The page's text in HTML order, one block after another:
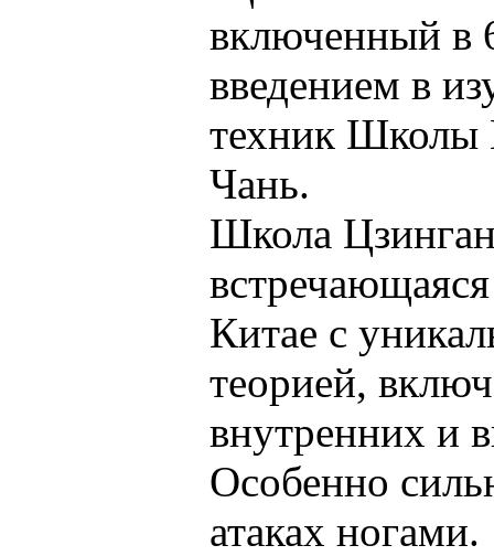
включенный в
введением в
техник Школы
Чань.
Школа
Китае с
теорией,
внутренних и
Особенно
атаках ногами.